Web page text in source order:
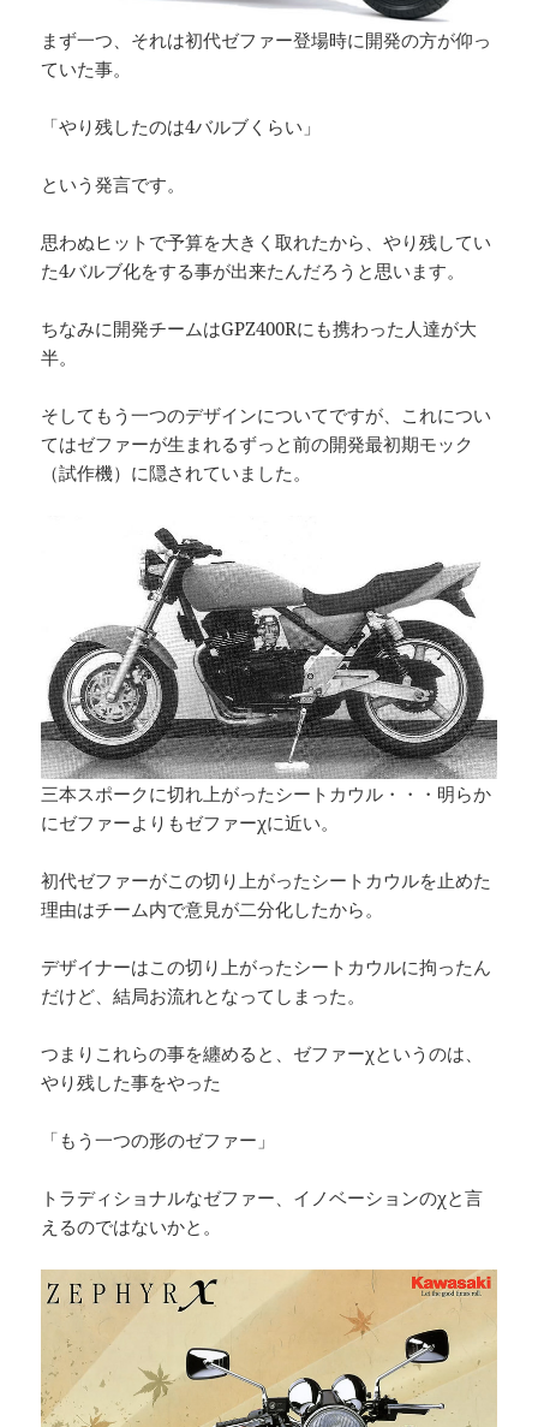
まず一つ、それは初代ゼファー登場時に開発の方が仰っ
ていた事。
「やり残したのは4バルブくらい」
という発言です。
思わぬヒットで予算を大きく取れたから、やり残してい
た4バルブ化をする事が出来たんだろうと思います。
ちなみに開発チームはGPZ400Rにも携わった人達が大
半。
そしてもう一つのデザインについてですが、これについ
てはゼファーが生まれるずっと前の開発最初期モック
（試作機）に隠されていました。
三本スポークに切れ上がったシートカウル・・・明らか
にゼファーよりもゼファーχに近い。
初代ゼファーがこの切り上がったシートカウルを止めた
理由はチーム内で意見が二分化したから。
デザイナーはこの切り上がったシートカウルに拘ったん
だけど、結局お流れとなってしまった。
つまりこれらの事を纏めると、ゼファーχというのは、
やり残した事をやった
「もう一つの形のゼファー」
トラディショナルなゼファー、イノベーションのχと言
えるのではないかと。